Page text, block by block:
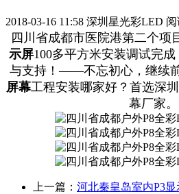
2018-03-16 11:58 深圳星光彩LED
四川省成都市医院港第二个项
示屏100多平方米安装调试完
与支持！——不忘初心，继续
屏幕工程安装哪家好？首选深
幕厂家。
上一篇： 河北秦皇岛室内P3显